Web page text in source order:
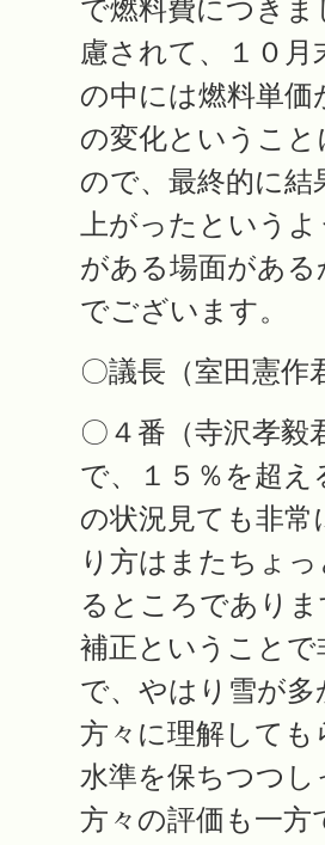
で燃料費につき
慮されて、１０
の中には燃料単
の変化というこ
ので、最終的に
上がったという
がある場面があ
でございます。
〇議長（室田憲
〇４番（寺沢孝
で、１５％を超
の状況見ても非
り方はまたちょ
るところであり
補正ということ
で、やはり雪が
方々に理解して
水準を保ちつつ
方々の評価も一